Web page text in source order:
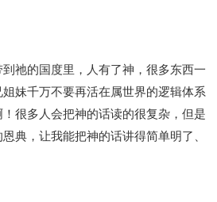
祂的国度里，人有了神，很多东西一
妹千万不要再活在属世界的逻辑体系
很多人会把神的话读的很复杂，但是
典，让我能把神的话讲得简单明了、